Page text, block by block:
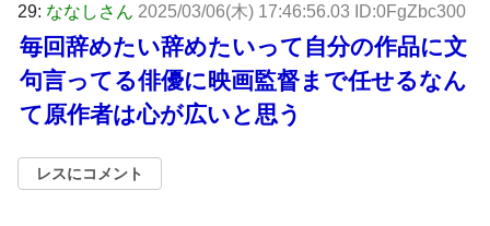
29: ななしさん 2025/03/06(木) 17:46:56.03 ID:0FgZbc300
毎回辞めたい辞めたいって自分の作品に文
句言ってる俳優に映画監督まで任せるなん
て原作者は心が広いと思う
レスにコメント